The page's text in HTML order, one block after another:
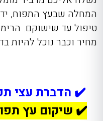
המחלה שבעץ התפוח,
טיפול עד שישוקם.
מחיר וכבר נוכל להיות
✔️ הדברת עצי
✔️ שיקום עץ